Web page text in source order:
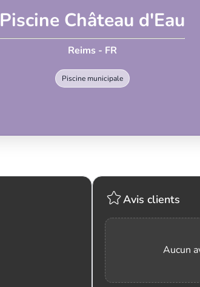
Piscine Château d'Eau
Reims - FR
Piscine municipale
Avis clients
Aucun